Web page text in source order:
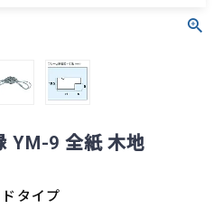
YM-9 全紙 木地
タイプ